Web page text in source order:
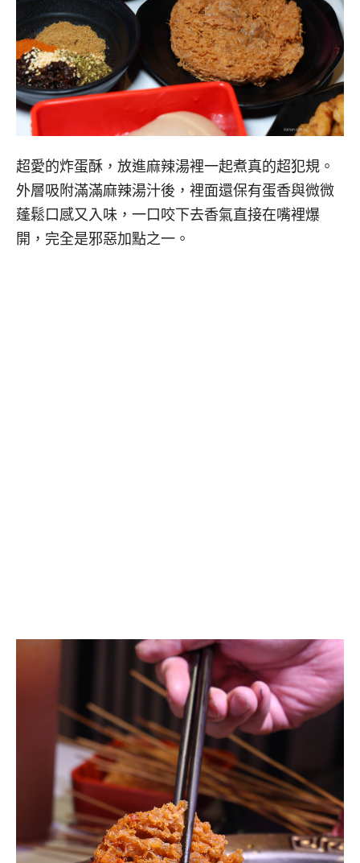
超愛的炸蛋酥，放進麻辣湯裡一起煮真的超犯規。
外層吸附滿滿麻辣湯汁後，裡面還保有蛋香與微微
蓬鬆口感又入味，一口咬下去香氣直接在嘴裡爆
開，完全是邪惡加點之一。